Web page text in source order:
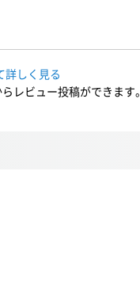
詳しく見る
レビュー投稿ができます。